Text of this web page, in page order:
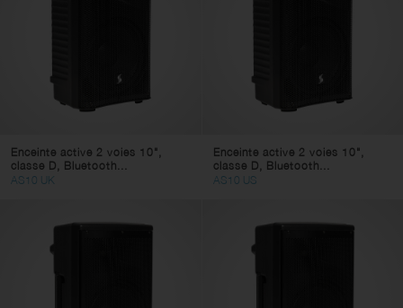
Enceinte active 2 voies 10",
classe D, Bluetooth...
AS10 UK
Enceinte active 2 voies 10",
classe D, Bluetooth...
AS10 US